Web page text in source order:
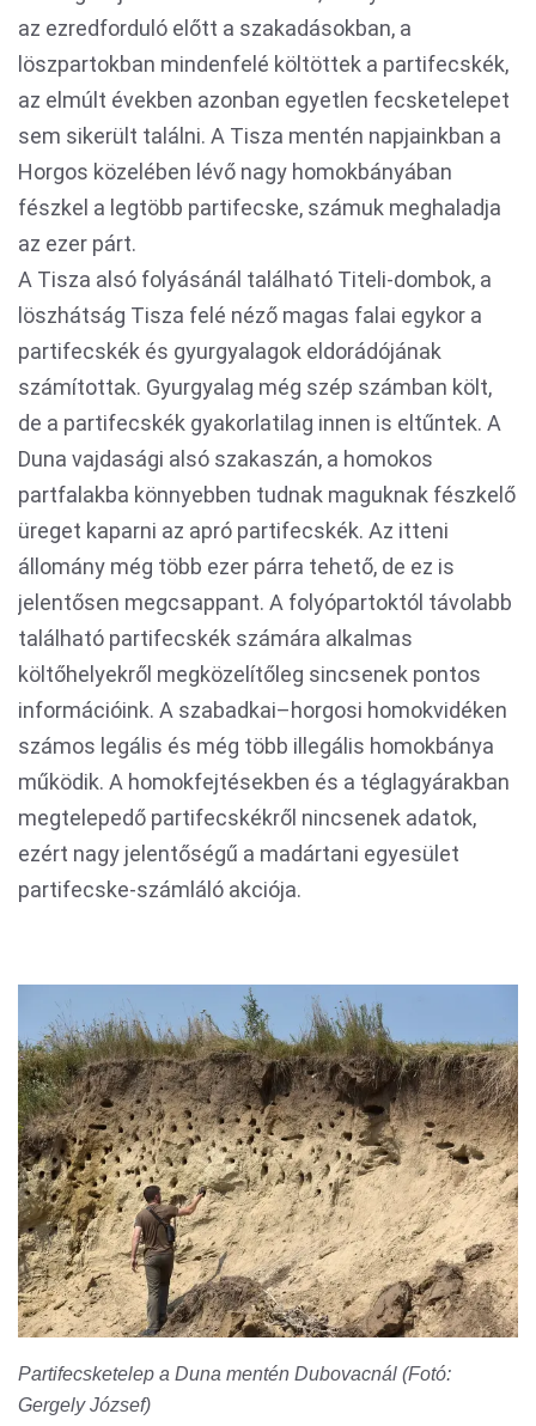
az ezredforduló előtt a szakadásokban, a
löszpartokban mindenfelé költöttek a partifecskék,
az elmúlt években azonban egyetlen fecsketelepet
sem sikerült találni. A Tisza mentén napjainkban a
Horgos közelében lévő nagy homokbányában
fészkel a legtöbb partifecske, számuk meghaladja
az ezer párt.
A Tisza alsó folyásánál található Titeli-dombok, a
löszhátság Tisza felé néző magas falai egykor a
partifecskék és gyurgyalagok eldorádójának
számítottak. Gyurgyalag még szép számban költ,
de a partifecskék gyakorlatilag innen is eltűntek. A
Duna vajdasági alsó szakaszán, a homokos
partfalakba könnyebben tudnak maguknak fészkelő
üreget kaparni az apró partifecskék. Az itteni
állomány még több ezer párra tehető, de ez is
jelentősen megcsappant. A folyópartoktól távolabb
található partifecskék számára alkalmas
költőhelyekről megközelítőleg sincsenek pontos
információink. A szabadkai–horgosi homokvidéken
számos legális és még több illegális homokbánya
működik. A homokfejtésekben és a téglagyárakban
megtelepedő partifecskékről nincsenek adatok,
ezért nagy jelentőségű a madártani egyesület
partifecske-számláló akciója.
Partifecsketelep a Duna mentén Dubovacnál (Fotó:
Gergely József)